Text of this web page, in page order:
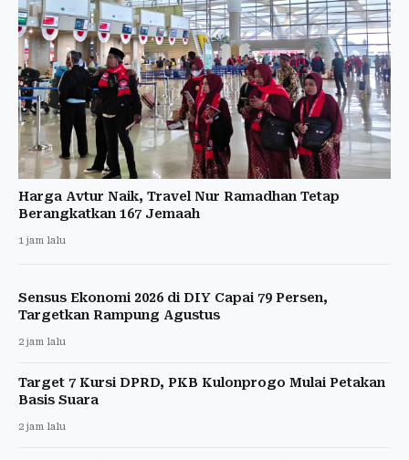
Harga Avtur Naik, Travel Nur Ramadhan Tetap
Berangkatkan 167 Jemaah
1 jam lalu
Sensus Ekonomi 2026 di DIY Capai 79 Persen,
Targetkan Rampung Agustus
2 jam lalu
Target 7 Kursi DPRD, PKB Kulonprogo Mulai Petakan
Basis Suara
2 jam lalu